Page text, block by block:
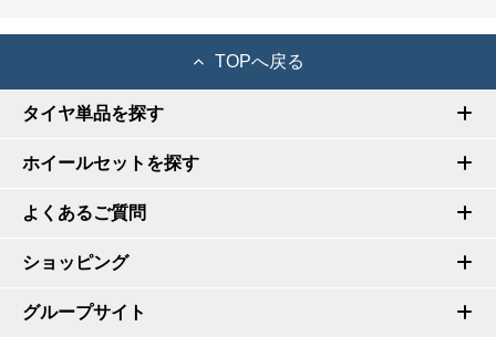
TOPへ戻る
タイヤ単品を探す
ホイールセットを探す
よくあるご質問
ショッピング
グループサイト